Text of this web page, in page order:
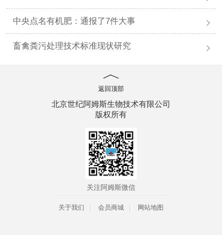
中央点名有机肥：通报了7件大事
畜禽粪污处理技术标准现状研究
返回顶部
北京世纪阿姆斯生物技术有限公司
版权所有
关注阿姆斯微信
关于我们 会员商城 网站地图